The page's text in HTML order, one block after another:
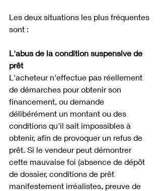
Les deux situations les plus fréquentes
sont :
L'abus de la condition suspensive de
prêt
L'acheteur n'effectue pas réellement
de démarches pour obtenir son
financement, ou demande
délibérément un montant ou des
conditions qu'il sait impossibles à
obtenir, afin de provoquer un refus de
prêt. Si le vendeur peut démontrer
cette mauvaise foi (absence de dépôt
de dossier, conditions de prêt
manifestement irréalistes, preuve de